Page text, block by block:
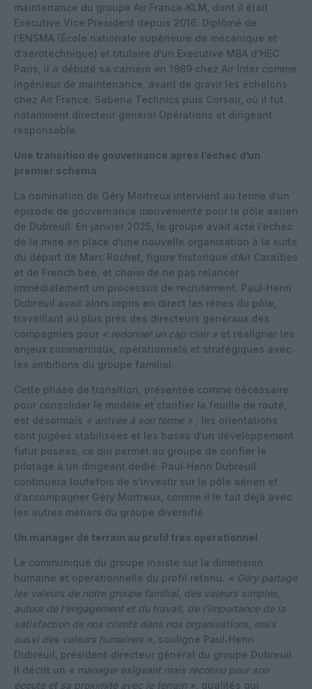
maintenance du groupe Air France‑KLM, dont il était
Executive Vice President depuis 2016. Diplômé de
l’ENSMA (École nationale supérieure de mécanique et
d’aérotechnique) et titulaire d’un Executive MBA d’HEC
Paris, il a débuté sa carrière en 1989 chez Air Inter comme
ingénieur de maintenance, avant de gravir les échelons
chez Air France, Sabena Technics puis Corsair, où il fut
notamment directeur général Opérations et dirigeant
responsable.
Une transition de gouvernance après l’échec d’un
premier schéma
La nomination de Géry Mortreux intervient au terme d’un
épisode de gouvernance mouvementé pour le pôle aérien
de Dubreuil. En janvier 2025, le groupe avait acté l’échec
de la mise en place d’une nouvelle organisation à la suite
du départ de Marc Rochet, figure historique d’Air Caraïbes
et de French bee, et choisi de ne pas relancer
immédiatement un processus de recrutement. Paul‑Henri
Dubreuil avait alors repris en direct les rênes du pôle,
travaillant au plus près des directeurs généraux des
compagnies pour « redonner un cap clair » et réaligner les
enjeux commerciaux, opérationnels et stratégiques avec
les ambitions du groupe familial.
Cette phase de transition, présentée comme nécessaire
pour consolider le modèle et clarifier la feuille de route,
est désormais « arrivée à son terme » ; les orientations
sont jugées stabilisées et les bases d’un développement
futur posées, ce qui permet au groupe de confier le
pilotage à un dirigeant dédié. Paul‑Henri Dubreuil
continuera toutefois de s’investir sur le pôle aérien et
d’accompagner Géry Mortreux, comme il le fait déjà avec
les autres métiers du groupe diversifié.
Un manager de terrain au profil très opérationnel
Le communiqué du groupe insiste sur la dimension
humaine et opérationnelle du profil retenu. « Géry partage
les valeurs de notre groupe familial, des valeurs simples,
autour de l’engagement et du travail, de l’importance de la
satisfaction de nos clients dans nos organisations, mais
aussi des valeurs humaines », souligne Paul‑Henri
Dubreuil, président‑directeur général du groupe Dubreuil.
Il décrit un « manager exigeant mais reconnu pour son
écoute et sa proximité avec le terrain » , qualités qui